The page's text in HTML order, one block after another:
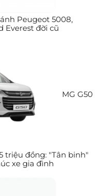
Peugeot 5008,
Everest đời cũ
MG G50
triệu đồng: "Tân binh"
xe gia đình